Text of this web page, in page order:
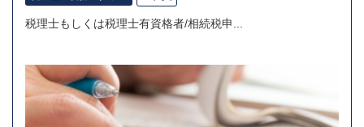
税理士もしくは税理士有資格者/相続税申...